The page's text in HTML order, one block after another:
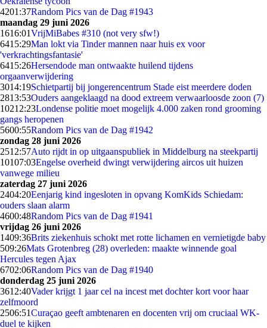
4201:37Random Pics van de Dag #1943
maandag 29 juni 2026
1616:01VrijMiBabes #310 (not very sfw!)
6415:29Man lokt via Tinder mannen naar huis ex voor
'verkrachtingsfantasie'
6415:26Hersendode man ontwaakte huilend tijdens
orgaanverwijdering
3014:19Schietpartij bij jongerencentrum Stade eist meerdere doden
2813:53Ouders aangeklaagd na dood extreem verwaarloosde zoon (7)
10212:23Londense politie moet mogelijk 4.000 zaken rond grooming
gangs heropenen
5600:55Random Pics van de Dag #1942
zondag 28 juni 2026
2512:57Auto rijdt in op uitgaanspubliek in Middelburg na steekpartij
10107:03Engelse overheid dwingt verwijdering aircos uit huizen
vanwege milieu
zaterdag 27 juni 2026
2404:20Eenjarig kind ingesloten in opvang KomKids Schiedam:
ouders slaan alarm
4600:48Random Pics van de Dag #1941
vrijdag 26 juni 2026
1409:36Brits ziekenhuis schokt met rotte lichamen en vernietigde baby
509:26Mats Grotenbreg (28) overleden: maakte winnende goal
Hercules tegen Ajax
6702:06Random Pics van de Dag #1940
donderdag 25 juni 2026
3612:40Vader krijgt 1 jaar cel na incest met dochter kort voor haar
zelfmoord
2506:51Curaçao geeft ambtenaren en docenten vrij om cruciaal WK-
duel te kijken